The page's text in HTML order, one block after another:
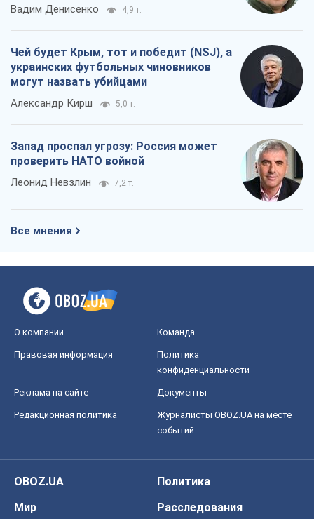
Вадим Денисенко 4,9 т.
Чей будет Крым, тот и победит (NSJ), а
украинских футбольных чиновников
могут назвать убийцами
Александр Кирш 5,0 т.
Запад проспал угрозу: Россия может
проверить НАТО войной
Леонид Невзлин 7,2 т.
Все мнения
О компании Команда
Правовая информация
Политика
конфиденциальности
Реклама на сайте Документы
Редакционная политика
Журналисты OBOZ.UA на месте
событий
OBOZ.UA
Политика
Мир
Расследования